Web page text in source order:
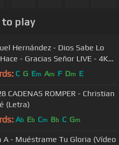
to play
Hernández - Dios Sabe Lo
- Gracias Señor LIVE - 4K
C G Em Am F Dm E
CADENAS ROMPER - Christian
(Letra)
Ab Eb Cm Bb C Gm
A - Muéstrame Tu Gloria (Vídeo